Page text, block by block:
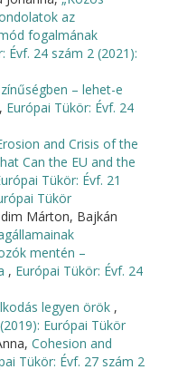
az
fogalmának
Évf. 24 szám 2 (2021):
– lehet-e
, Európai Tükör: Évf. 24
and Crisis of the
Can the EU and the
Tükör: Évf. 21
Tükör
Márton, Bajkán
mentén –
, Európai Tükör: Évf. 24
legyen örök ,
Európai Tükör
Cohesion and
Tükör: Évf. 27 szám 2